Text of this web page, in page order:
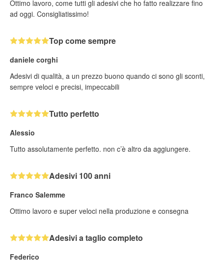
Ottimo lavoro, come tutti gli adesivi che ho fatto realizzare fino
ad oggi. Consigliatissimo!
Top come sempre
daniele corghi
Adesivi di qualità, a un prezzo buono quando ci sono gli sconti,
sempre veloci e precisi, impeccabili
Tutto perfetto
Alessio
Tutto assolutamente perfetto. non c’è altro da aggiungere.
Adesivi 100 anni
Franco Salemme
Ottimo lavoro e super veloci nella produzione e consegna
Adesivi a taglio completo
Federico